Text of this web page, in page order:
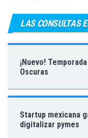
LAS CONSULTAS
¡Nuevo!
Oscuras
Startup mexicana
digitalizar pymes